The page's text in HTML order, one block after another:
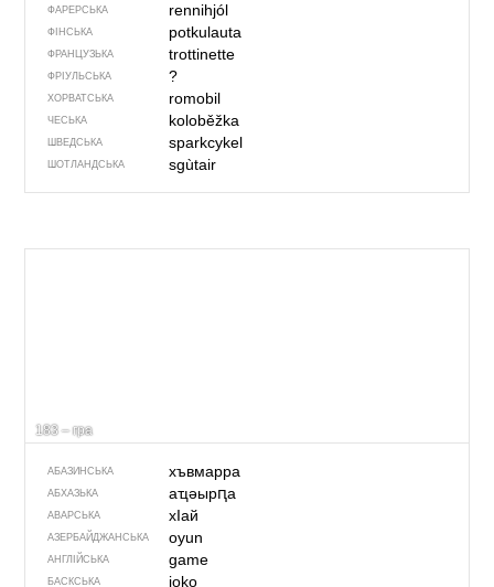
ФАРЕРСЬКА rennihjól
ФІНСЬКА potkulauta
ФРАНЦУЗЬКА trottinette
ФРІУЛЬСЬКА ?
ХОРВАТСЬКА romobil
ЧЕСЬКА koloběžka
ШВЕДСЬКА sparkcykel
ШОТЛАНДСЬКА sgùtair
183 – гра
АБАЗИНСЬКА хъвмарра
АБХАЗЬКА аҵәырԥа
АВАРСЬКА хIай
АЗЕРБАЙДЖАНСЬКА oyun
АНГЛІЙСЬКА game
БАСКСЬКА joko